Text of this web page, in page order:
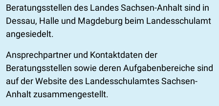
Beratungsstellen des Landes Sachsen-Anhalt sind in
Dessau, Halle und Magdeburg beim Landesschulamt
angesiedelt.
Ansprechpartner und Kontaktdaten der
Beratungsstellen sowie deren Aufgabenbereiche sind
auf der Website des Landesschulamtes Sachsen-
Anhalt zusammengestellt.